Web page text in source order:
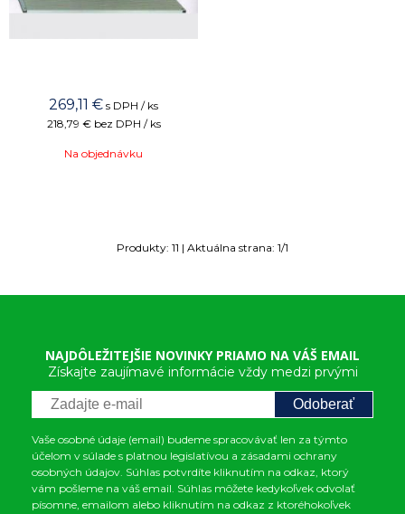
269,11 € s DPH / ks
218,79 € bez DPH / ks
Na objednávku
Produkty: 11 | Aktuálna strana: 1/1
NAJDÔLEŽITEJŠIE NOVINKY PRIAMO NA VÁŠ EMAIL
Získajte zaujímavé informácie vždy medzi prvými
Odoberať
Vaše osobné údaje (email) budeme spracovávať len za týmto
účelom v súlade s platnou legislatívou a zásadami ochrany
osobných údajov. Súhlas potvrdíte kliknutím na odkaz, ktorý
vám pošleme na váš email. Súhlas môžete kedykoľvek odvolať
písomne, emailom alebo kliknutím na odkaz z ktoréhokoľvek